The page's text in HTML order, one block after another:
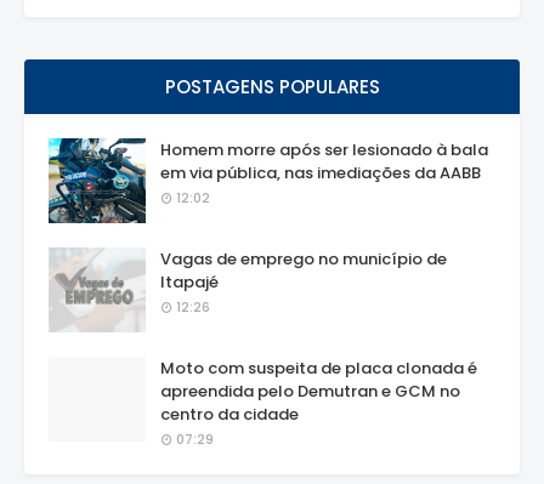
POSTAGENS POPULARES
Homem morre após ser lesionado à bala
em via pública, nas imediações da AABB
12:02
Vagas de emprego no município de
Itapajé
12:26
Moto com suspeita de placa clonada é
apreendida pelo Demutran e GCM no
centro da cidade
07:29